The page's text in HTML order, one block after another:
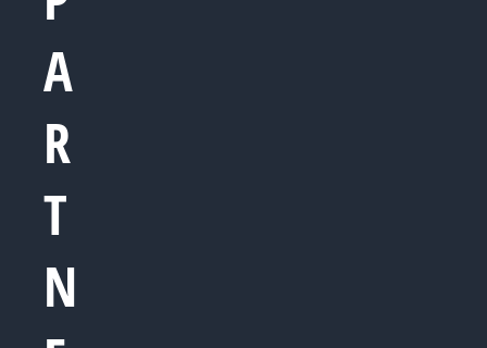
A
R
T
N